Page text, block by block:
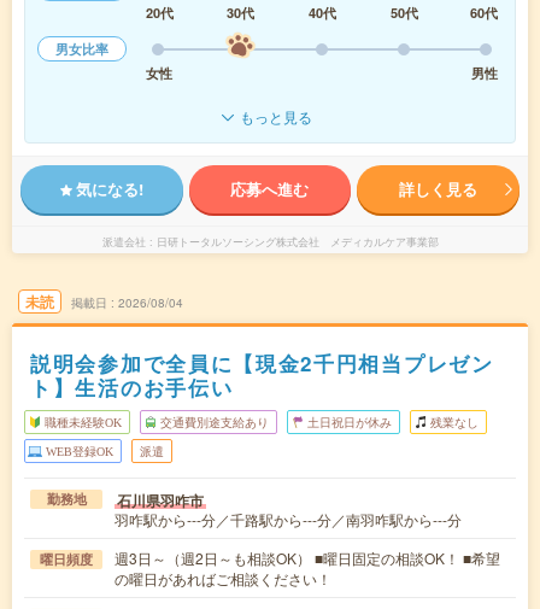
20代
30代 40代 50代
60代
男女比率
女性
男性
もっと見る
気になる! 応募へ進む 詳しく見る
派遣会社 日研トータルソーシング株式会社 メディカルケア事業部
未読 掲載日 2026/08/04
説明会参加で全員に【現金2千円相当プレゼン
ト】生活のお手伝い
職種未経験OK 交通費別途支給あり 土日祝日が休み 残業なし
WEB登録OK 派遣
勤務地 石川県羽咋市
羽咋駅から---分／千路駅から---分／南羽咋駅から---分
曜日頻度
週3日～（週2日～も相談OK） ■曜日固定の相談OK！ ■希望
の曜日があればご相談ください！